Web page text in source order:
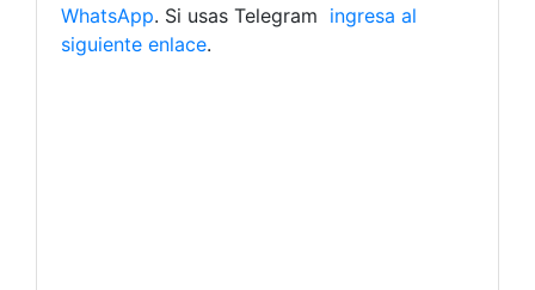
WhatsApp. Si usas Telegram ingresa al
siguiente enlace.